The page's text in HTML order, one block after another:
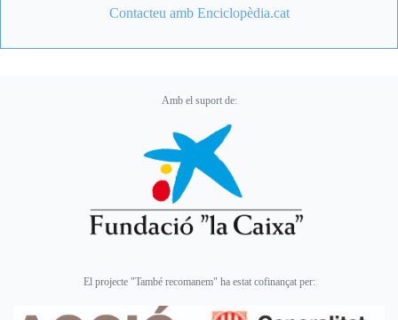
Contacteu amb Enciclopèdia.cat
Amb el suport de:
El projecte "També recomanem" ha estat cofinançat per: